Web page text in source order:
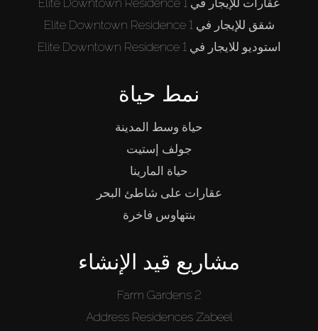
عقارات للإيجار في Elite Downtown Residence 1
شقق للإيجار في Elite Downtown Residence 1
استوديو للايجار في Elite Downtown Residence 1
نمط حياة
حياة وسط المدينة
جولف إستيت
حياة المارينا
عقارات على شاطئ البحر
بنتهاوس فاخرة
مشاريع قيد الإنشاء
Farm Gardens 2
Address Residences Zabeel